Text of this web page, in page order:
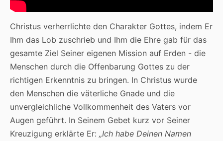
Christus verherrlichte den Charakter Gottes, indem Er
Ihm das Lob zuschrieb und Ihm die Ehre gab für das
gesamte Ziel Seiner eigenen Mission auf Erden - die
Menschen durch die Offenbarung Gottes zu der
richtigen Erkenntnis zu bringen. In Christus wurde
den Menschen die väterliche Gnade und die
unvergleichliche Vollkommenheit des Vaters vor
Augen geführt. In Seinem Gebet kurz vor Seiner
Kreuzigung erklärte Er: „Ich habe Deinen Namen